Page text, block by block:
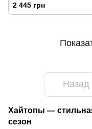
2 445 грн
Назад
Хайтопы —
сезон